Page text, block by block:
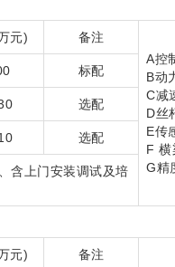
元)
备注
A控
B动
C减
D丝
E传
F 横
G精
标配
选配
选配
上门安装调试及培
元)
备注